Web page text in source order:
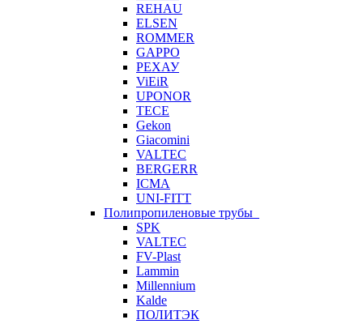
REHAU
ELSEN
ROMMER
GAPPO
РЕХАУ
ViEiR
UPONOR
TECE
Gekon
Giacomini
VALTEC
BERGERR
ICMA
UNI-FITT
Полипропиленовые трубы
SPK
VALTEC
FV-Plast
Lammin
Millennium
Kalde
ПОЛИТЭК